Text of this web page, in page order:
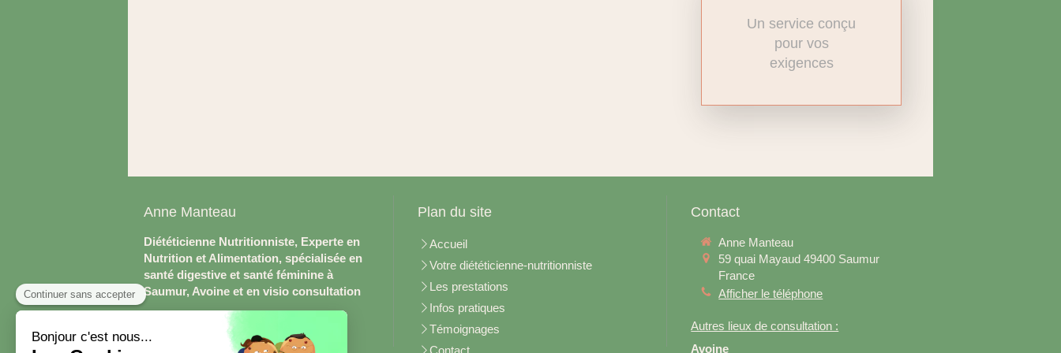
Un service conçu
pour vos
exigences
Anne Manteau
Diététicienne Nutritionniste, Experte en
Nutrition et Alimentation, spécialisée en
santé digestive et santé féminine à
Saumur, Avoine et en visio consultation
Plan du site
Accueil
Votre diététicienne-nutritionniste
Les prestations
Infos pratiques
Témoignages
Contact
Contact
Anne Manteau
59 quai Mayaud 49400 Saumur
France
Afficher le téléphone
Autres lieux de consultation :
Avoine